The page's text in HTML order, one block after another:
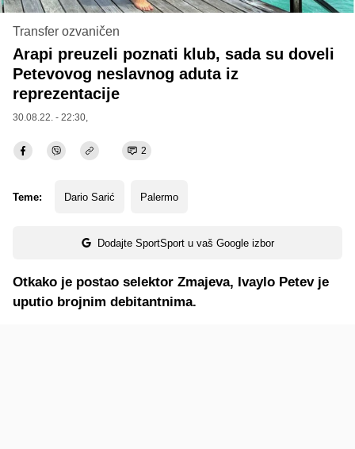
Transfer ozvaničen
Arapi preuzeli poznati klub, sada su doveli
Petevovog neslavnog aduta iz
reprezentacije
30.08.22. - 22:30,
2
Teme: Dario Sarić Palermo
Dodajte SportSport u vaš Google izbor
Otkako je postao selektor Zmajeva, Ivaylo Petev je
uputio brojnim debitantnima.